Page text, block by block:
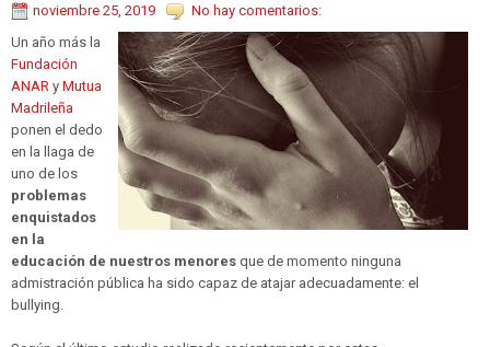
noviembre 25, 2019
No hay comentarios:
Un año más la
Fundación
ANAR y Mutua
Madrileña
ponen el dedo
en la llaga de
uno de los
problemas
enquistados
en la
educación de nuestros menores que de momento ninguna
admistración pública ha sido capaz de atajar adecuadamente: el
bullying.